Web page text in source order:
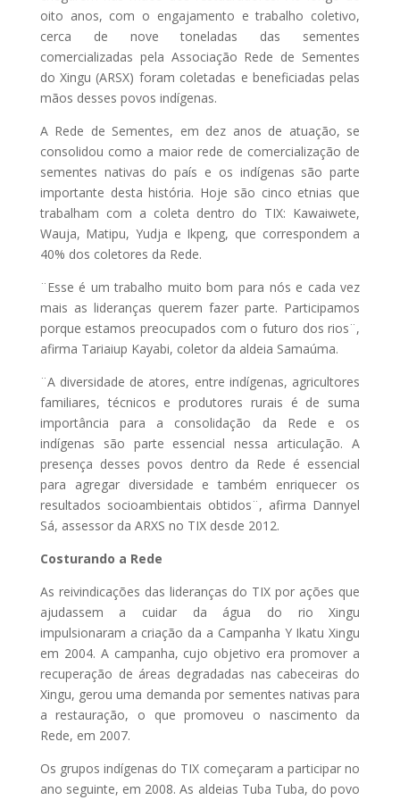
oito anos, com o engajamento e trabalho coletivo,
cerca de nove toneladas das sementes
comercializadas pela Associação Rede de Sementes
do Xingu (ARSX) foram coletadas e beneficiadas pelas
mãos desses povos indígenas.
A Rede de Sementes, em dez anos de atuação, se
consolidou como a maior rede de comercialização de
sementes nativas do país e os indígenas são parte
importante desta história. Hoje são cinco etnias que
trabalham com a coleta dentro do TIX: Kawaiwete,
Wauja, Matipu, Yudja e Ikpeng, que correspondem a
40% dos coletores da Rede.
¨Esse é um trabalho muito bom para nós e cada vez
mais as lideranças querem fazer parte. Participamos
porque estamos preocupados com o futuro dos rios¨,
afirma Tariaiup Kayabi, coletor da aldeia Samaúma.
¨A diversidade de atores, entre indígenas, agricultores
familiares, técnicos e produtores rurais é de suma
importância para a consolidação da Rede e os
indígenas são parte essencial nessa articulação. A
presença desses povos dentro da Rede é essencial
para agregar diversidade e também enriquecer os
resultados socioambientais obtidos¨, afirma Dannyel
Sá, assessor da ARXS no TIX desde 2012.
Costurando a Rede
As reivindicações das lideranças do TIX por ações que
ajudassem a cuidar da água do rio Xingu
impulsionaram a criação da a Campanha Y Ikatu Xingu
em 2004. A campanha, cujo objetivo era promover a
recuperação de áreas degradadas nas cabeceiras do
Xingu, gerou uma demanda por sementes nativas para
a restauração, o que promoveu o nascimento da
Rede, em 2007.
Os grupos indígenas do TIX começaram a participar no
ano seguinte, em 2008. As aldeias Tuba Tuba, do povo